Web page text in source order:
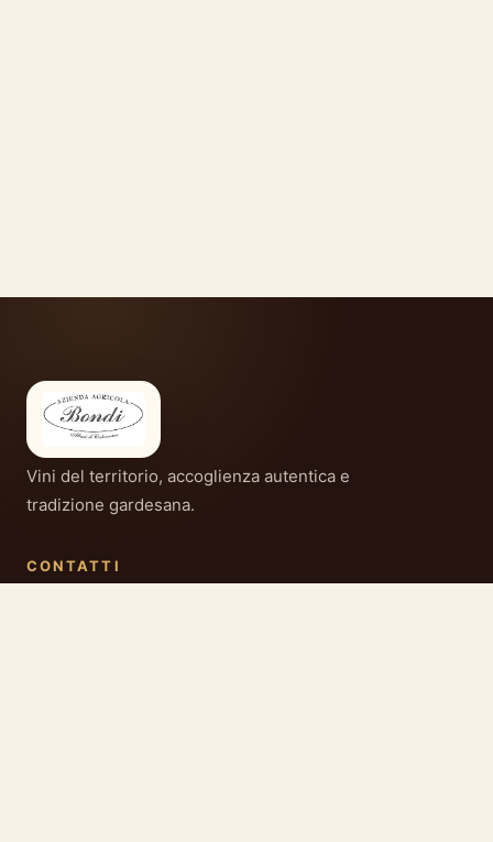
Vini del territorio, accoglienza autentica e
tradizione gardesana.
CONTATTI